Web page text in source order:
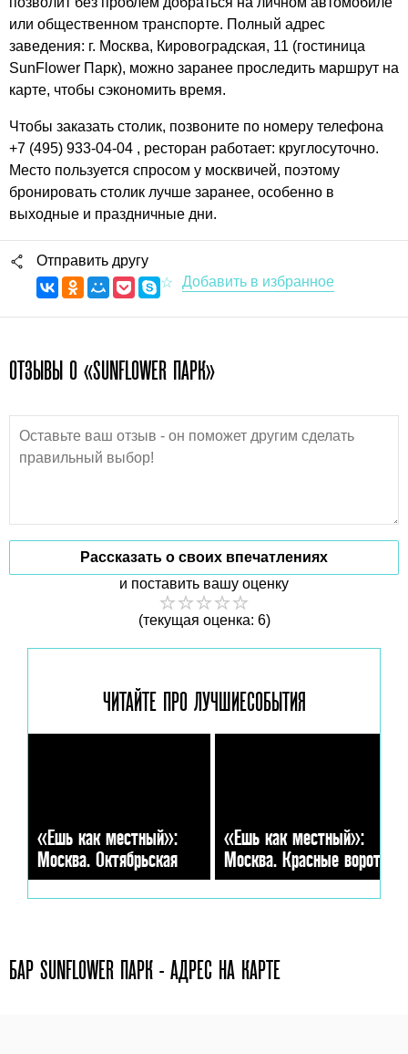
или общественном транспорте. Полный адрес
заведения: г. Москва, Кировоградская, 11 (гостиница
SunFlower Парк), можно заранее проследить маршрут на
карте, чтобы сэкономить время.
Чтобы заказать столик, позвоните по номеру телефона
+7 (495) 933-04-04 , ресторан работает: круглосуточно.
Место пользуется спросом у москвичей, поэтому
бронировать столик лучше заранее, особенно в
выходные и праздничные дни.
Отправить другу
ОТЗЫВЫ О «SUNFLOWER ПАРК»
Рассказать о своих впечатлениях
и поставить вашу оценку
(текущая оценка: 6)
ЧИТАЙТЕ ПРО ЛУЧШИЕСОБЫТИЯ
«Ешь как местный»:
Москва. Октябрьская
«Ешь как местный»:
Москва. Красные ворота
БАР SUNFLOWER ПАРК - АДРЕС НА КАРТЕ